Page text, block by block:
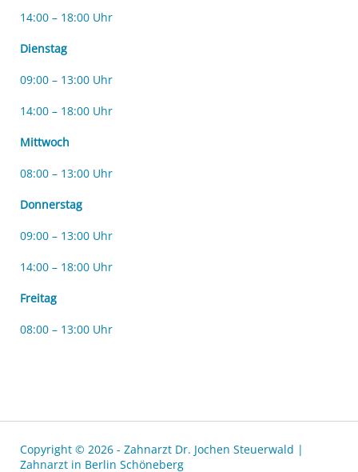
14:00 – 18:00 Uhr
Dienstag
09:00 – 13:00 Uhr
14:00 – 18:00 Uhr
Mittwoch
08:00 – 13:00 Uhr
Donnerstag
09:00 – 13:00 Uhr
14:00 – 18:00 Uhr
Freitag
08:00 – 13:00 Uhr
Copyright © 2026 - Zahnarzt Dr. Jochen Steuerwald |
Zahnarzt in Berlin Schöneberg